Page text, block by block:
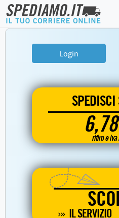
Login
6,78
ritiro e iva
IL SERVIZIO